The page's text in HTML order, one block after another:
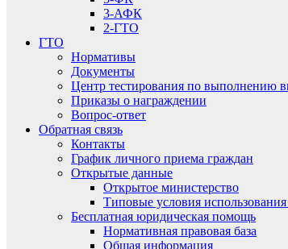
3-АФК
2-ГТО
ГТО
Нормативы
Документы
Центр тестирования по выполнению
Приказы о награждении
Вопрос-ответ
Обратная связь
Контакты
График личного приема граждан
Открытые данные
Открытое министерство
Типовые условия
Бесплатная юридическая помощь
Нормативная правовая база
Общая информация